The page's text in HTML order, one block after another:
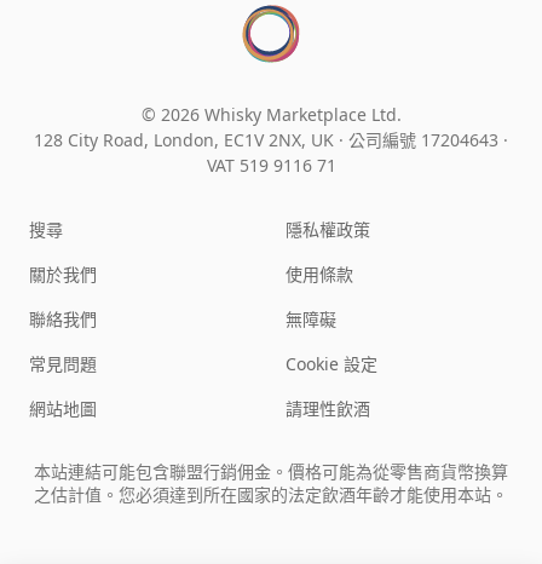
© 2026 Whisky Marketplace Ltd.
128 City Road, London, EC1V 2NX, UK · 公司編號 17204643 ·
VAT 519 9116 71
搜尋
關於我們
聯絡我們
常見問題
網站地圖
隱私權政策
使用條款
無障礙
Cookie 設定
請理性飲酒
本站連結可能包含聯盟行銷佣金。價格可能為從零售商貨幣換算
之估計值。您必須達到所在國家的法定飲酒年齡才能使用本站。